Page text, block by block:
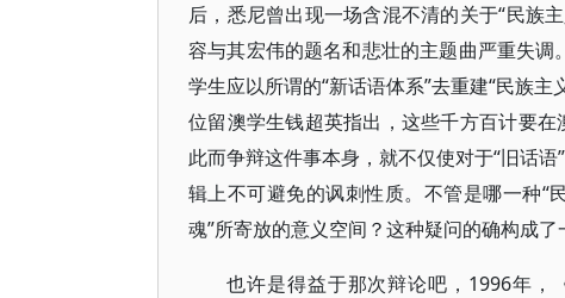
后，悉尼曾出现一场含混不清的关于“民族
容与其宏伟的题名和悲壮的主题曲严重失
学生应以所谓的“新话语体系”去重建“民族
位留澳学生钱超英指出，这些千方百计要
此而争辩这件事本身，就不仅使对于“旧话
辑上不可避免的讽刺性质。不管是哪一种“
魂”所寄放的意义空间？这种疑问的确构成了
也许是得益于那次辩论吧，1996年，